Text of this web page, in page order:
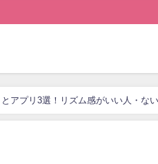
アプリ3選！リズム感がいい人・な